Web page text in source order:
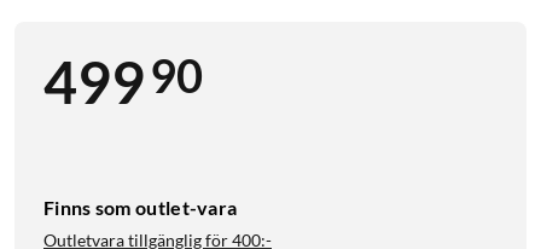
49990
Finns som outlet-vara
Outletvara tillgänglig för400:-